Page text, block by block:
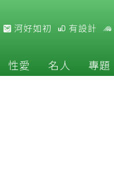
河好如初 有設計
性愛 名人 專題